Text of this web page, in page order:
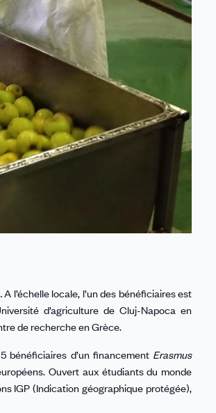
l’échelle locale, l’un des bénéficiaires est
d’agriculture de Cluj-Napoca en
de recherche en Grèce.
bénéficiaires d’un financement Erasmus
Ouvert aux étudiants du monde
IGP (Indication géographique protégée),